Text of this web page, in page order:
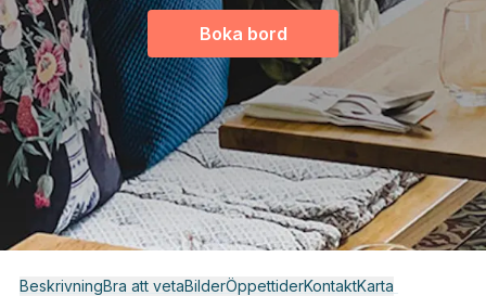
Boka bord
BeskrivningBra att vetaBilderÖppettiderKontaktKarta